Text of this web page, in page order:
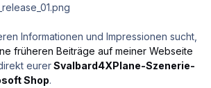
Informationen und Impressionen sucht,
früheren Beiträge auf meiner Webseite
eurerSvalbard4XPlane-Szenerie-
Shop.